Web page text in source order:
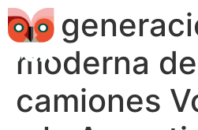
La
moderna de
camiones